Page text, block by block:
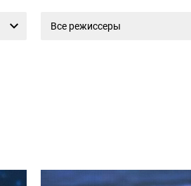
Все режиссеры